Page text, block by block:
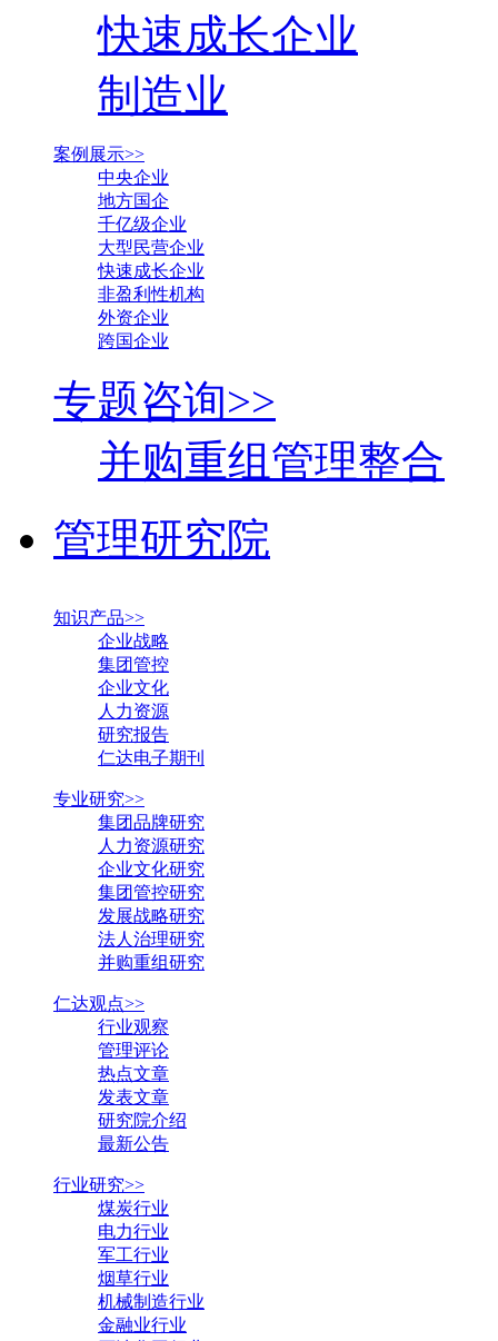
快速成长企业
制造业
案例展示>>
中央企业
地方国企
千亿级企业
大型民营企业
快速成长企业
非盈利性机构
外资企业
跨国企业
专题咨询>>
并购重组管理整合
管理研究院
知识产品>>
企业战略
集团管控
企业文化
人力资源
研究报告
仁达电子期刊
专业研究>>
集团品牌研究
人力资源研究
企业文化研究
集团管控研究
发展战略研究
法人治理研究
并购重组研究
仁达观点>>
行业观察
管理评论
热点文章
发表文章
研究院介绍
最新公告
行业研究>>
煤炭行业
电力行业
军工行业
烟草行业
机械制造行业
金融业行业